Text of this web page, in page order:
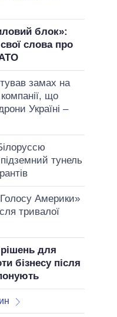
блок»:
слова про
замах на
що
Україні –
тунель
Америки»
тривалої
рішень для
бізнесу після